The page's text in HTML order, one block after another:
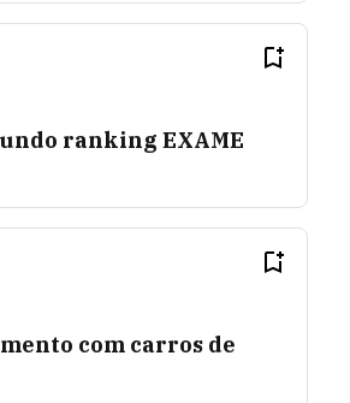
ranking EXAME
com carros de